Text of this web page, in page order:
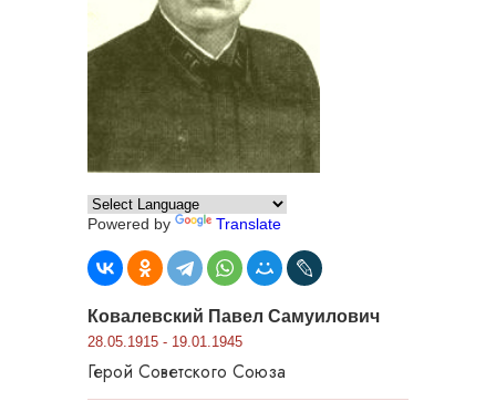
Powered by Translate
Ковалевский Павел Самуилович
28.05.1915 - 19.01.1945
Герой Советского Союза